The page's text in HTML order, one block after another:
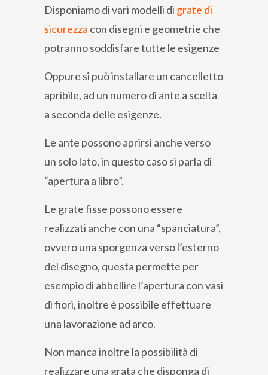
Disponiamo di vari modelli di grate di
sicurezza con disegni e geometrie che
potranno soddisfare tutte le esigenze
Oppure si può installare un cancelletto
apribile, ad un numero di ante a scelta
a seconda delle esigenze.
Le ante possono aprirsi anche verso
un solo lato, in questo caso si parla di
“apertura a libro”.
Le grate fisse possono essere
realizzati anche con una “spanciatura”,
ovvero una sporgenza verso l’esterno
del disegno, questa permette per
esempio di abbellire l’apertura con vasi
di fiori, inoltre è possibile effettuare
una lavorazione ad arco.
Non manca inoltre la possibilità di
realizzare una grata che disponga di